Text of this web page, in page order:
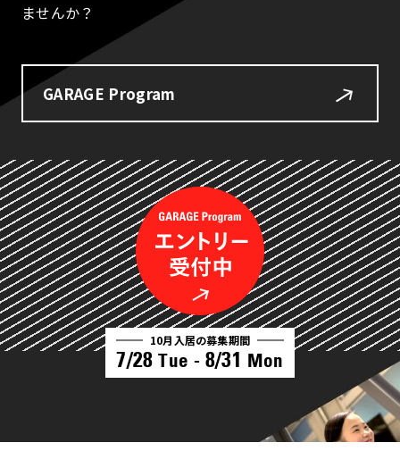
ませんか？
GARAGE Program
10月入居の募集期間
7/28 Tue - 8/31 Mon